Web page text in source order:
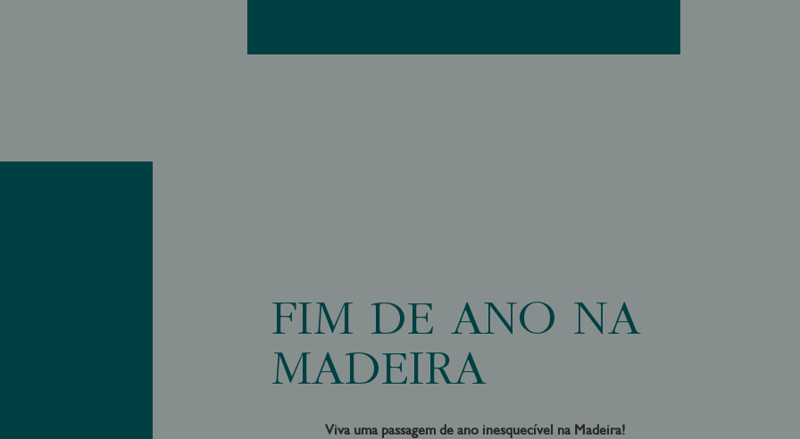
FIM DE ANO NA
MADEIRA
Viva uma passagem de ano inesquecível na Madeira!